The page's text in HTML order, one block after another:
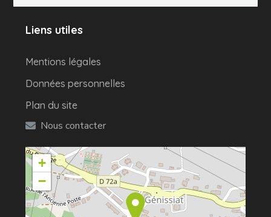
Liens utiles
Mentions légales
Données personnelles
Plan du site
Nous contacter
+
−